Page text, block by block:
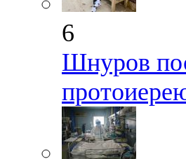
6
Шнуров